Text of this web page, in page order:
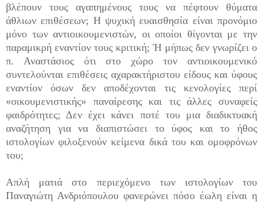
βλέπουν τους αγαπημένους τους να πέφτουν θύματα
άθλιων επιθέσεων; Η ψυχική ευαισθησία είναι προνόμιο
μόνο των αντιοικουμενιστών, οι οποίοι θίγονται με την
παραμικρή εναντίον τους κριτική; Ή μήπως δεν γνωρίζει ο
π. Αναστάσιος ότι στο χώρο τον αντιοικουμενικό
συντελούνται επιθέσεις αχαρακτήριστου είδους και ύφους
εναντίον όσων δεν αποδέχονται τις κενολογίες περί
«οικουμενιστικής» παναίρεσης και τις άλλες συναφείς
φαιδρότητες; Δεν έχει κάνει ποτέ του μια διαδικτυακή
αναζήτηση για να διαπιστώσει το ύφος και το ήθος
ιστολογίων φιλοξενούν κείμενα δικά του και ομοφρόνων
του;
Απλή ματιά στο περιεχόμενο των ιστολογίων του
Παναγιώτη Ανδριόπουλου φανερώνει πόσο έωλη είναι η